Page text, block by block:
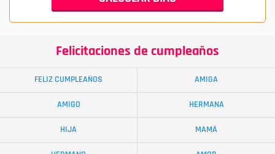
Felicitaciones de cumpleaños
FELIZ CUMPLEAÑOS AMIGA
AMIGO HERMANA
HIJA MAMÁ